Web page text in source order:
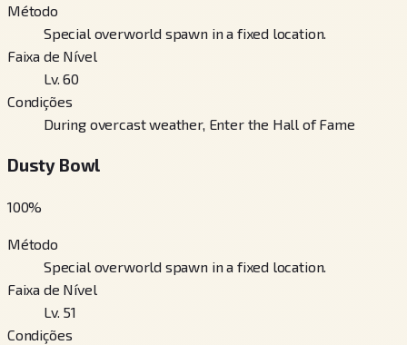
Método
Special overworld spawn in a fixed location.
Faixa de Nível
Lv. 60
Condições
During overcast weather, Enter the Hall of Fame
Dusty Bowl
100%
Método
Special overworld spawn in a fixed location.
Faixa de Nível
Lv. 51
Condições